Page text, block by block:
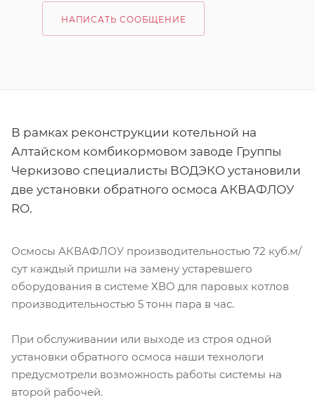
НАПИСАТЬ СООБЩЕНИЕ
В рамках реконструкции котельной на
Алтайском комбикормовом заводе Группы
Черкизово специалисты ВОДЭКО установили
две установки обратного осмоса АКВАФЛОУ
RO.
Осмосы АКВАФЛОУ производительностью 72 куб.м/
сут каждый пришли на замену устаревшего
оборудования в системе ХВО для паровых котлов
производительностью 5 тонн пара в час.
При обслуживании или выходе из строя одной
установки обратного осмоса наши технологи
предусмотрели возможность работы системы на
второй рабочей.